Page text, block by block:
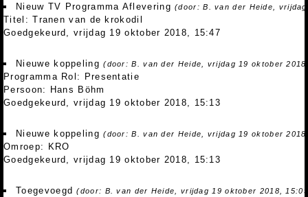
Nieuw TV Programma Aflevering(door: B. van der Heide,
Titel: Tranen van de krokodil
Goedgekeurd, vrijdag 19 oktober 2018, 15:47
Nieuwe koppeling(door: B. van der Heide, vrijdag 19 oktober
Programma Rol: Presentatie
Persoon: Hans Böhm
Goedgekeurd, vrijdag 19 oktober 2018, 15:13
Nieuwe koppeling(door: B. van der Heide, vrijdag 19 oktober
Omroep: KRO
Goedgekeurd, vrijdag 19 oktober 2018, 15:13
Toegevoegd(door: B. van der Heide, vrijdag 19 oktober 2018,